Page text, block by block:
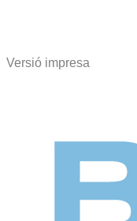
Versió impresa